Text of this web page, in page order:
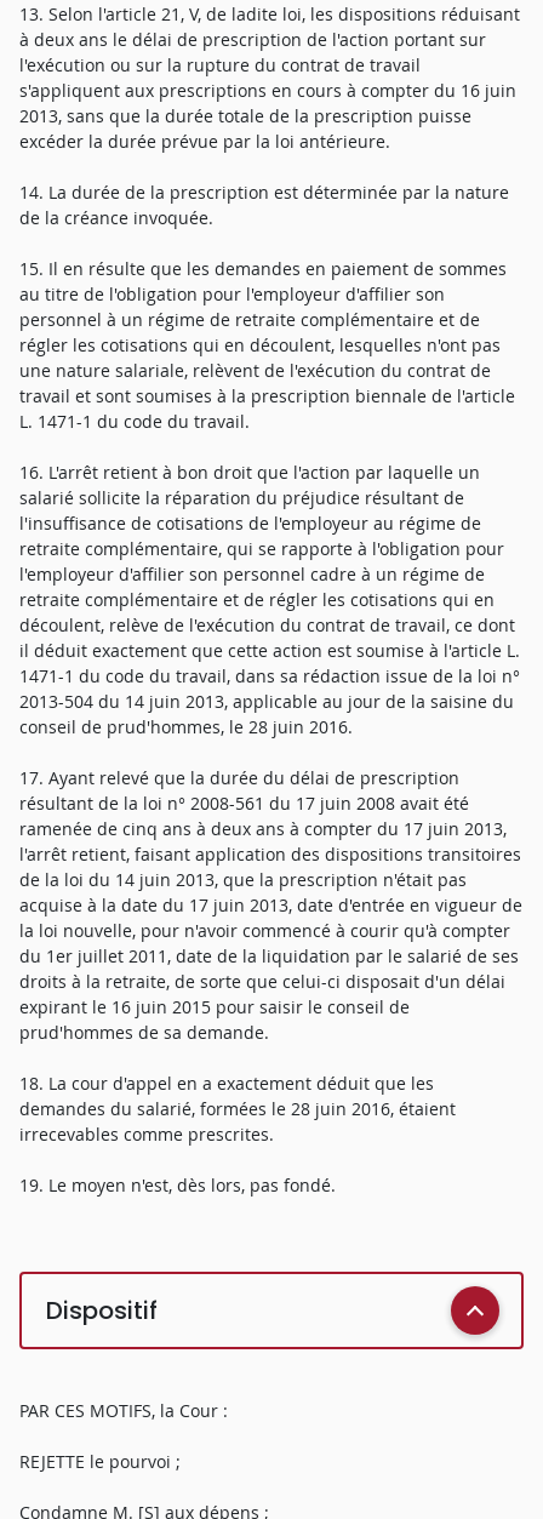
13. Selon l'article 21, V, de ladite loi, les dispositions réduisant
à deux ans le délai de prescription de l'action portant sur
l'exécution ou sur la rupture du contrat de travail
s'appliquent aux prescriptions en cours à compter du 16 juin
2013, sans que la durée totale de la prescription puisse
excéder la durée prévue par la loi antérieure.
14. La durée de la prescription est déterminée par la nature
de la créance invoquée.
15. Il en résulte que les demandes en paiement de sommes
au titre de l'obligation pour l'employeur d'affilier son
personnel à un régime de retraite complémentaire et de
régler les cotisations qui en découlent, lesquelles n'ont pas
une nature salariale, relèvent de l'exécution du contrat de
travail et sont soumises à la prescription biennale de l'article
L. 1471-1 du code du travail.
16. L'arrêt retient à bon droit que l'action par laquelle un
salarié sollicite la réparation du préjudice résultant de
l'insuffisance de cotisations de l'employeur au régime de
retraite complémentaire, qui se rapporte à l'obligation pour
l'employeur d'affilier son personnel cadre à un régime de
retraite complémentaire et de régler les cotisations qui en
découlent, relève de l'exécution du contrat de travail, ce dont
il déduit exactement que cette action est soumise à l'article L.
1471-1 du code du travail, dans sa rédaction issue de la loi n°
2013-504 du 14 juin 2013, applicable au jour de la saisine du
conseil de prud'hommes, le 28 juin 2016.
17. Ayant relevé que la durée du délai de prescription
résultant de la loi n° 2008-561 du 17 juin 2008 avait été
ramenée de cinq ans à deux ans à compter du 17 juin 2013,
l'arrêt retient, faisant application des dispositions transitoires
de la loi du 14 juin 2013, que la prescription n'était pas
acquise à la date du 17 juin 2013, date d'entrée en vigueur de
la loi nouvelle, pour n'avoir commencé à courir qu'à compter
du 1er juillet 2011, date de la liquidation par le salarié de ses
droits à la retraite, de sorte que celui-ci disposait d'un délai
expirant le 16 juin 2015 pour saisir le conseil de
prud'hommes de sa demande.
18. La cour d'appel en a exactement déduit que les
demandes du salarié, formées le 28 juin 2016, étaient
irrecevables comme prescrites.
19. Le moyen n'est, dès lors, pas fondé.
Dispositif
PAR CES MOTIFS, la Cour :
REJETTE le pourvoi ;
Condamne M. [S] aux dépens ;